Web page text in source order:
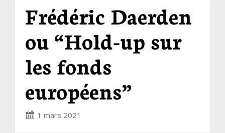
Frédéric Daerden
ou “Hold-up sur
les fonds
européens”
1 mars 2021